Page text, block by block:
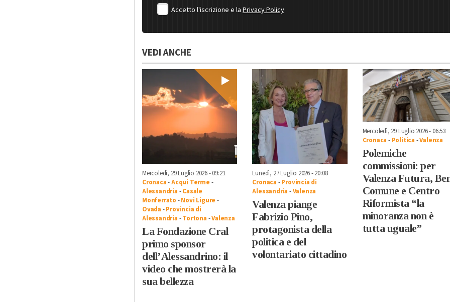
Accetto l'iscrizione e la Privacy Policy
VEDI ANCHE
Mercoledì, 29 Luglio 2026 - 09:21
Cronaca-Acqui Terme -
Alessandria -Casale
Monferrato -Novi Ligure -
Ovada -Provincia di
Alessandria -Tortona -Valenza
La Fondazione Cral
primo sponsor
dell’Alessandrino: il
video che mostrerà la
sua bellezza
Lunedì, 27 Luglio 2026 - 20:08
Cronaca -Provincia di
Alessandria -Valenza
Valenza piange
Fabrizio Pino,
protagonista della
politica e del
volontariato cittadino
Mercoledì, 29 Luglio 2026 - 06:53
Cronaca - Politica -Valenza
Polemiche
commissioni: per
Valenza Futura,
Comune e Centro
Riformista “la
minoranza non è
tutta uguale”